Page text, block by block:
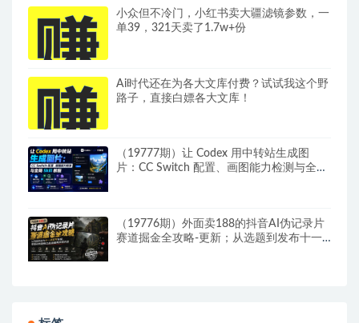
小众但不冷门，小红书卖大疆滤镜参数，一
单39，321天卖了1.7w+份
Ai时代还在为各大文库付费？试试我这个野
路子，直接白嫖各大文库！
（19777期）让 Codex 用中转站生成图
片：CC Switch 配置、画图能力检测与全局
（19776期）外面卖188的抖音AI伪记录片
赛道掘金全攻略-更新；从选题到发布十一